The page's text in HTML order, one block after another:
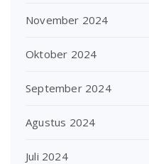
November 2024
Oktober 2024
September 2024
Agustus 2024
Juli 2024